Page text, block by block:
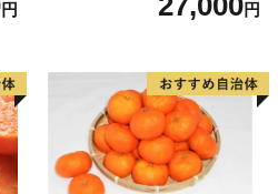
情報番組「news おかえり」
皮包みようかん本煉」
セット（本煉・柚子・桜）」
報番組「キャスト」で、
円 円